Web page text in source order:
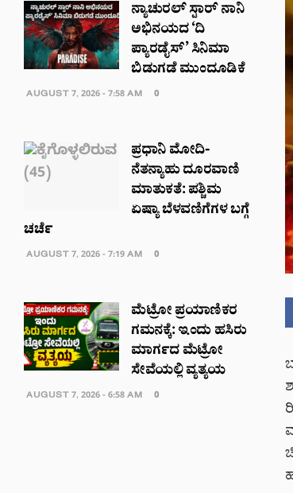
ನ್ಯಾಚುರಲ್ ಸ್ಟಾರ್ ನಾನಿ
ಅಭಿನಯದ ‘ದಿ
ಪ್ಯಾರಡೈಸ್’ ಸಿನಿಮಾ
ಬಿಡುಗಡೆ ಮುಂದೂಡಿಕೆ
AUGUST 7, 2026 - 7:58 AM 0
ಪ್ರಧಾನಿ ಮೋದಿ-
ನೆತನ್ಯಾಹು ದೂರವಾಣಿ
ಮಾತುಕತೆ: ಪಶ್ಚಿಮ
ಏಷ್ಯಾ ಬೆಳವಣಿಗೆಗಳ ಬಗ್ಗೆ
ಚರ್ಚೆ
AUGUST 7, 2026 - 7:19 AM 0
ಮೆಟ್ರೋ ಪ್ರಯಾಣಿಕರ
ಗಮನಕ್ಕೆ: ಇಂದು ಹಸಿರು
ಮಾರ್ಗದ ಮೆಟ್ರೋ
ಸೇವೆಯಲ್ಲಿ ವ್ಯತ್ಯಯ
AUGUST 7, 2026 - 6:58 AM 0